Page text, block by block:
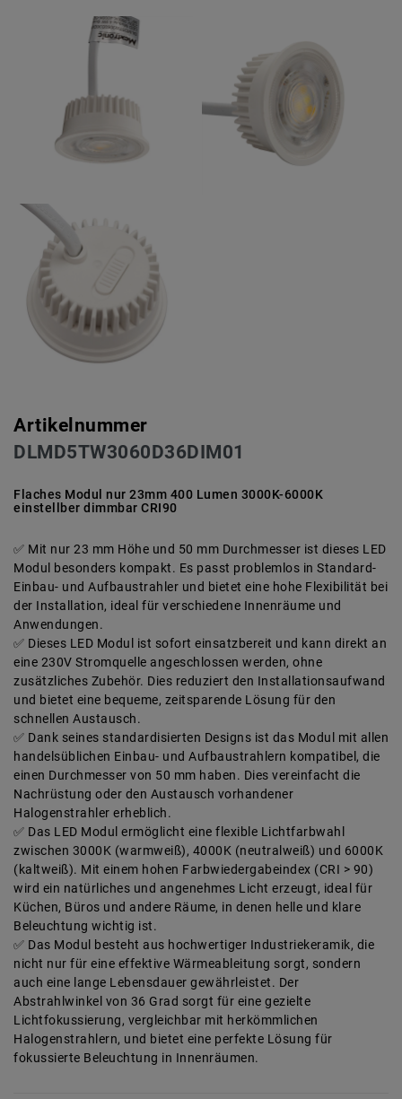
Artikelnummer
DLMD5TW3060D36DIM01
Flaches Modul nur 23mm 400 Lumen 3000K-6000K
einstellber dimmbar CRI90
Mit nur 23 mm Höhe und 50 mm Durchmesser ist dieses LED
Modul besonders kompakt. Es passt problemlos in Standard-
Einbau- und Aufbaustrahler und bietet eine hohe Flexibilität bei
der Installation, ideal für verschiedene Innenräume und
Anwendungen.
Dieses LED Modul ist sofort einsatzbereit und kann direkt an
eine 230V Stromquelle angeschlossen werden, ohne
zusätzliches Zubehör. Dies reduziert den Installationsaufwand
und bietet eine bequeme, zeitsparende Lösung für den
schnellen Austausch.
Dank seines standardisierten Designs ist das Modul mit allen
handelsüblichen Einbau- und Aufbaustrahlern kompatibel, die
einen Durchmesser von 50 mm haben. Dies vereinfacht die
Nachrüstung oder den Austausch vorhandener
Halogenstrahler erheblich.
Das LED Modul ermöglicht eine flexible Lichtfarbwahl
zwischen 3000K (warmweiß), 4000K (neutralweiß) und 6000K
(kaltweiß). Mit einem hohen Farbwiedergabeindex (CRI > 90)
wird ein natürliches und angenehmes Licht erzeugt, ideal für
Küchen, Büros und andere Räume, in denen helle und klare
Beleuchtung wichtig ist.
Das Modul besteht aus hochwertiger Industriekeramik, die
nicht nur für eine effektive Wärmeableitung sorgt, sondern
auch eine lange Lebensdauer gewährleistet. Der
Abstrahlwinkel von 36 Grad sorgt für eine gezielte
Lichtfokussierung, vergleichbar mit herkömmlichen
Halogenstrahlern, und bietet eine perfekte Lösung für
fokussierte Beleuchtung in Innenräumen.